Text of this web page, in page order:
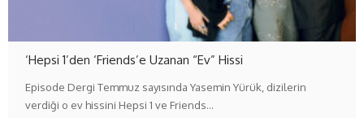
‘Hepsi 1’den ‘Friends’e Uzanan “Ev” Hissi
Episode Dergi Temmuz sayısında Yasemin Yürük, dizilerin
verdiği o ev hissini Hepsi 1 ve Friends…